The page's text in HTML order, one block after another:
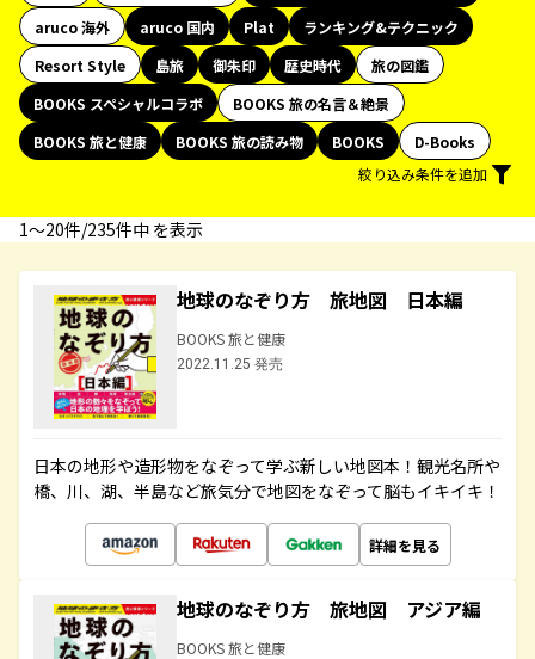
aruco 海外
aruco 国内 Plat
ランキング&テクニック
Resort Style
島旅 御朱印 歴史時代
旅の図鑑
BOOKS スペシャルコラボ
BOOKS 旅の名言＆絶景
BOOKS 旅と健康
BOOKS 旅の読み物 BOOKS
D-Books
絞り込み条件を追加
1〜20件/235件中 を表示
地球のなぞり方 旅地図 日本編
BOOKS 旅と健康
2022.11.25 発売
日本の地形や造形物をなぞって学ぶ新しい地図本！観光名所や
橋、川、湖、半島など旅気分で地図をなぞって脳もイキイキ！
詳細を見る
地球のなぞり方 旅地図 アジア編
BOOKS 旅と健康